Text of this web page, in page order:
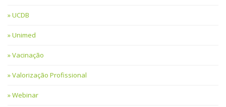
UCDB
Unimed
Vacinação
Valorização Profissional
Webinar